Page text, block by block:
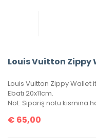
Louis Vuitton Zippy
Ebatı 20x11cm.
Not: Sipariş notu kısmına
€ 65,00